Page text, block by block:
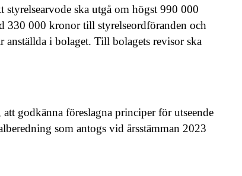
ska utgå om högst 990 000
330 000 kronor till styrelseordföranden och
i bolaget. Till bolagets revisor ska
godkänna föreslagna principer för utseende
som antogs vid årsstämman 2023